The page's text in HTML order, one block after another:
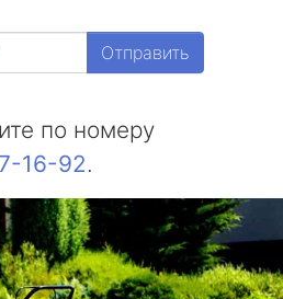
Отправить
по номеру
16-92.